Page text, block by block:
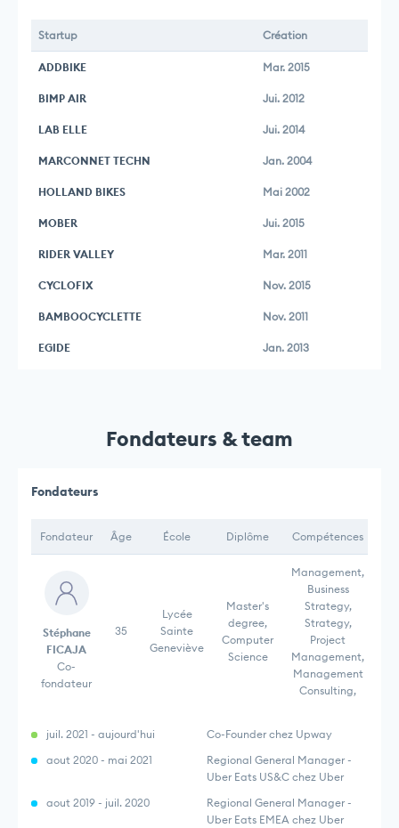
Startup Création
ADDBIKE Mar. 2015
BIMP AIR Jui. 2012
LAB ELLE Jui. 2014
MARCONNET TECHN Jan. 2004
HOLLAND BIKES Mai 2002
MOBER Jui. 2015
RIDER VALLEY Mar. 2011
CYCLOFIX Nov. 2015
BAMBOOCYCLETTE Nov. 2011
EGIDE Jan. 2013
Fondateurs & team
Fondateurs
Fondateur Âge École Diplôme Compétences
Stéphane
FICAJA
Co-
fondateur
35
Lycée
Sainte
Geneviève
Master's
degree,
Computer
Science
Management,
Business
Strategy,
Strategy,
Project
Management,
Management
Consulting,
juil. 2021 - aujourd'hui
Co-Founder chez Upway
aout 2020 - mai 2021
Regional General Manager -
Uber Eats US&C chez Uber
aout 2019 - juil. 2020
Regional General Manager -
Uber Eats EMEA chez Uber